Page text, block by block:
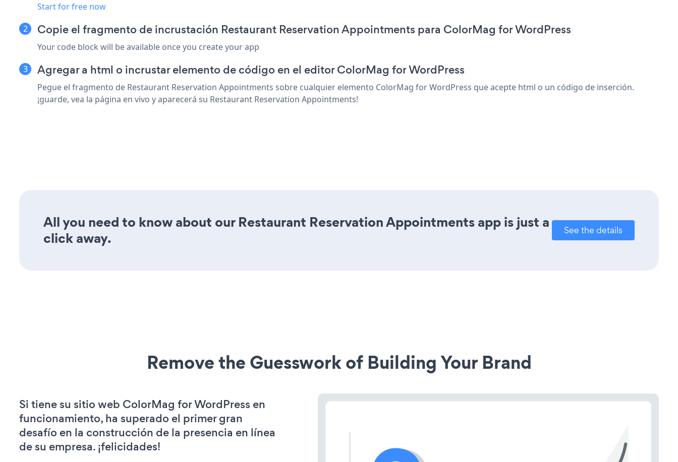
Start for free now
Copie el fragmento de incrustación Restaurant Reservation Appointments para ColorMag for WordPress
Your code block will be available once you create your app
Agregar a html o incrustar elemento de código en el editor ColorMag for WordPress
Pegue el fragmento de Restaurant Reservation Appointments sobre cualquier elemento ColorMag for WordPress que acepte html o un código de inserción.
¡guarde, vea la página en vivo y aparecerá su Restaurant Reservation Appointments!
All you need to know about our Restaurant Reservation Appointments app is just a
click away.
See the details
Remove the Guesswork of Building Your Brand
Si tiene su sitio web ColorMag for WordPress en
funcionamiento, ha superado el primer gran
desafío en la construcción de la presencia en línea
de su empresa. ¡felicidades!